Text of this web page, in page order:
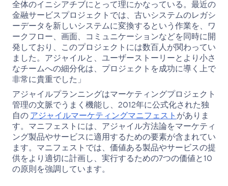
全体のイニシアチブにとって理にかなっている。最近の
金融サービスプロジェクトでは、古いシステムのレガシ
ーデータを新しいシステムに変換するという作業を、ワ
ークフロー、画面、コミュニケーションなどを同時に開
発しており、このプロジェクトには数百人が関わってい
ました。アジャイルと、ユーザーストーリーとより小さ
なチームへの細分化は、プロジェクトを成功に導く上で
非常に貴重でした」
アジャイルプランニングはマーケティングプロジェクト
管理の文脈でうまく機能し、2012年に公式化された独
自のアジャイルマーケティングマニフェストがありま
す。マニフェストには、アジャイル方法論をマーケティ
ング製品やサービスに適用するための要素が含まれてい
ます。マニフェストでは、価値ある製品やサービスの提
供をより適切に計画し、実行するための7つの価値と10
の原則を強調しています。